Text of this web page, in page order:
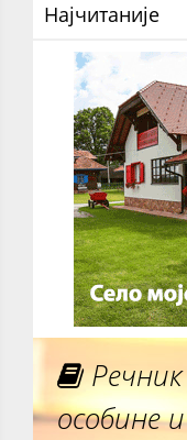
Најчитаније
Речник
особине